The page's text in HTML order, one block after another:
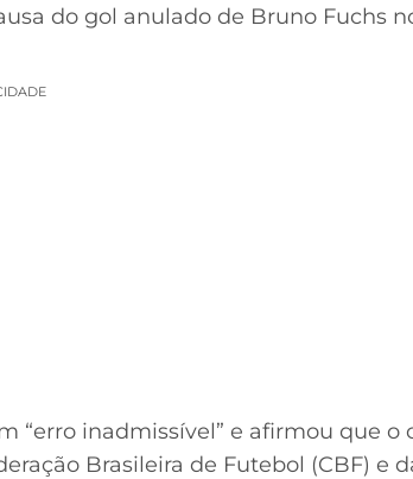
do gol anulado de Bruno Fuchs
“erro inadmissível” e afirmou que o
Brasileira de Futebol (CBF) e